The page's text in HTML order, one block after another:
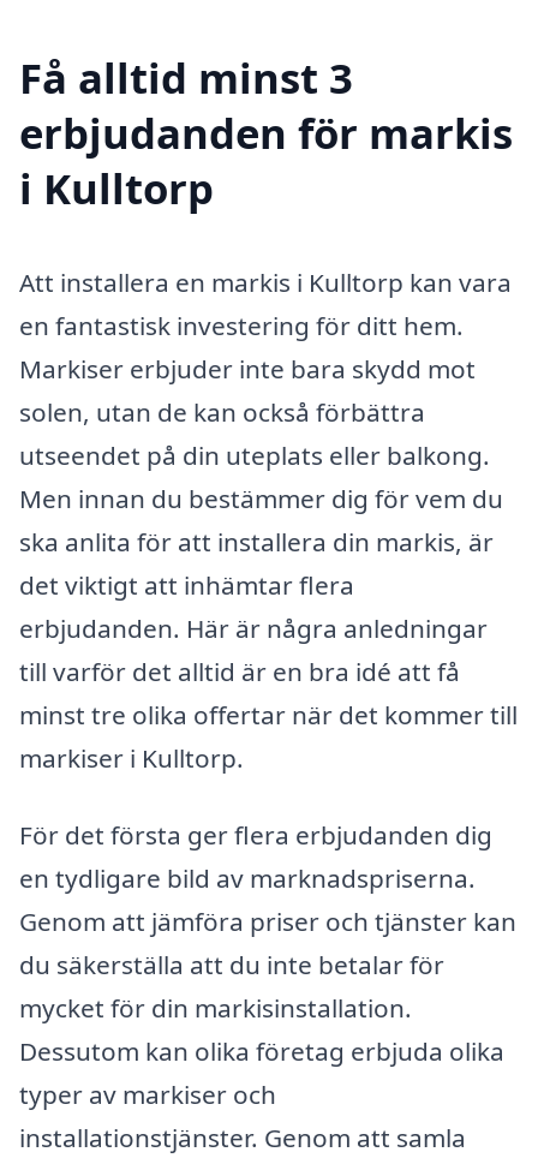
Få alltid minst 3
erbjudanden för markis
i Kulltorp
Att installera en markis i Kulltorp kan vara
en fantastisk investering för ditt hem.
Markiser erbjuder inte bara skydd mot
solen, utan de kan också förbättra
utseendet på din uteplats eller balkong.
Men innan du bestämmer dig för vem du
ska anlita för att installera din markis, är
det viktigt att inhämtar flera
erbjudanden. Här är några anledningar
till varför det alltid är en bra idé att få
minst tre olika offertar när det kommer till
markiser i Kulltorp.
För det första ger flera erbjudanden dig
en tydligare bild av marknadspriserna.
Genom att jämföra priser och tjänster kan
du säkerställa att du inte betalar för
mycket för din markisinstallation.
Dessutom kan olika företag erbjuda olika
typer av markiser och
installationstjänster. Genom att samla